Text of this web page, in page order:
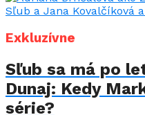
Exkluzívne
Sľub sa má po
Dunaj: Kedy
série?